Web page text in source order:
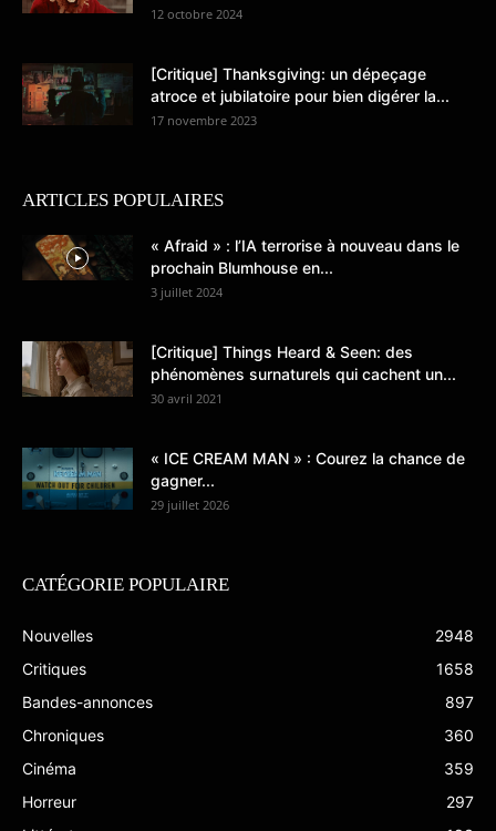
12 octobre 2024
[Critique] Thanksgiving: un dépeçage
atroce et jubilatoire pour bien digérer la...
17 novembre 2023
ARTICLES POPULAIRES
« Afraid » : l’IA terrorise à nouveau dans le
prochain Blumhouse en...
3 juillet 2024
[Critique] Things Heard & Seen: des
phénomènes surnaturels qui cachent un...
30 avril 2021
« ICE CREAM MAN » : Courez la chance de
gagner...
29 juillet 2026
CATÉGORIE POPULAIRE
Nouvelles
2948
Critiques
1658
Bandes-annonces
897
Chroniques
360
Cinéma
359
Horreur
297